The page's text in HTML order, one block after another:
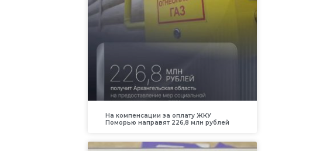
На компенсации за оплату ЖКУ
Поморью направят 226,8 млн рублей